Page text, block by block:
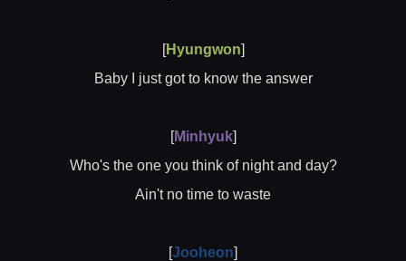
[Hyungwon]
Baby I just got to know the answer
[Minhyuk]
Who's the one you think of night and day?
Ain't no time to waste
[Jooheon]